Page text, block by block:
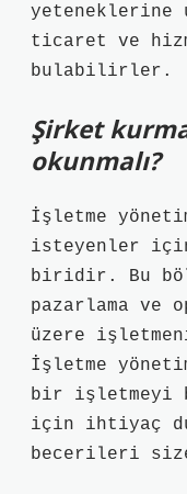
yeteneklerine
ticaret ve
bulabilirler.
Şirket
okunmalı?
İşletme
isteyenler için
biridir. Bu
pazarlama ve
üzere
İşletme
bir işletmeyi
için ihtiyaç
becerileri